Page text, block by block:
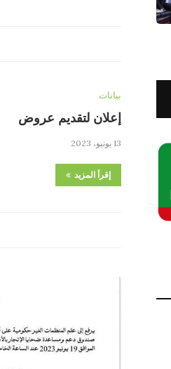
بيانات
إعلان لتقديم عروض
13 يونيو، 2023
إقرأ المزيد